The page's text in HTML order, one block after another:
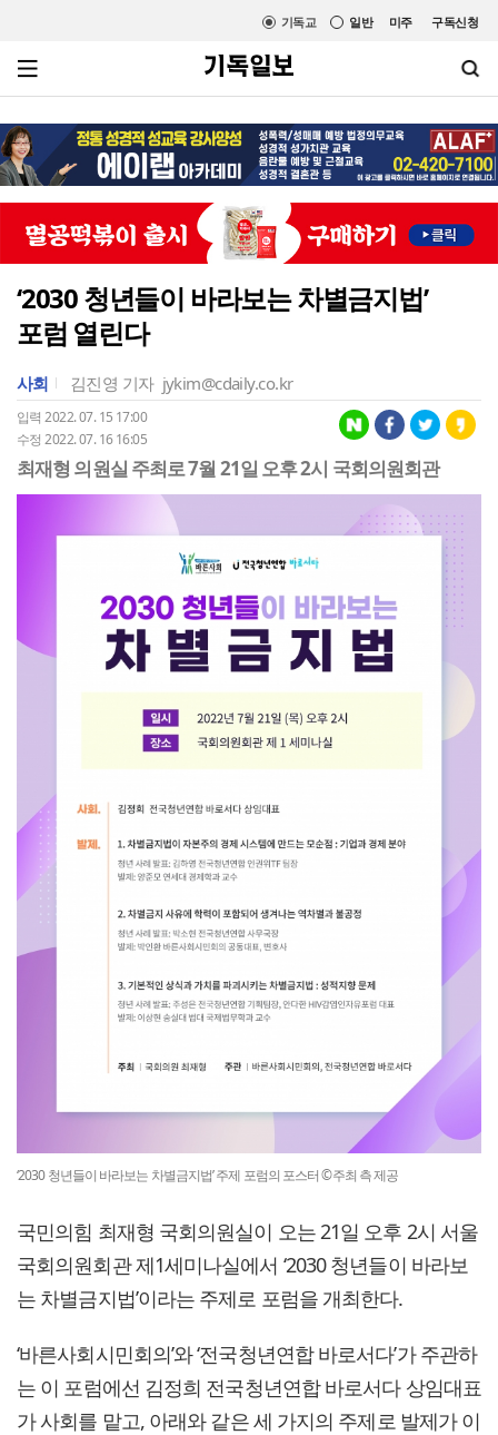
미주 구독신청
일반
기독교
‘2030 청년들이 바라보는 차별금지법’
포럼 열린다
사회 김진영 기자 jykim@cdaily.co.kr
입력 2022. 07. 15 17:00
수정 2022. 07. 16 16:05
최재형 의원실 주최로 7월 21일 오후 2시 국회의원회관
‘2030 청년들이 바라보는 차별금지법’ 주제 포럼의 포스터 ©주최 측 제공
국민의힘 최재형 국회의원실이 오는 21일 오후 2시 서울
국회의원회관 제1세미나실에서 ‘2030 청년들이 바라보
는 차별금지법’이라는 주제로 포럼을 개최한다.
‘바른사회시민회의’와 ‘전국청년연합 바로서다’가 주관하
는 이 포럼에선 김정희 전국청년연합 바로서다 상임대표
가 사회를 맡고, 아래와 같은 세 가지의 주제로 발제가 이